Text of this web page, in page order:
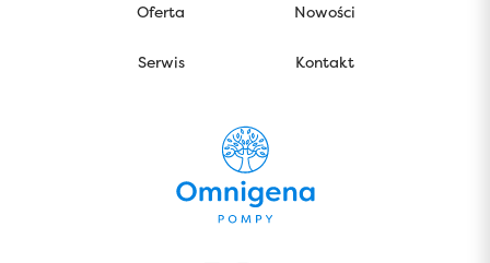
Oferta Nowości
Serwis Kontakt